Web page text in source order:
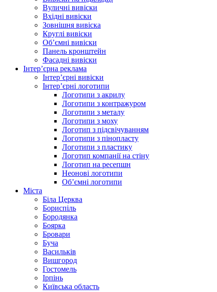
Вуличні вивіски
Вхідні вивіски
Зовнішня вивіска
Круглі вивіски
Об’ємні вивіски
Панель кронштейн
Фасадні вивіски
Інтер’єрна реклама
Інтер’єрні вивіски
Інтер’єрні логотипи
Логотипи з акрилу
Логотипи з контражуром
Логотипи з металу
Логотипи з моху
Логотип з підсвічуванням
Логотипи з пінопласту
Логотипи з пластику
Логотип компанії на стіну
Логотип на ресепшн
Неонові логотипи
Об’ємні логотипи
Міста
Біла Церква
Бориспіль
Бородянка
Боярка
Бровари
Буча
Васильків
Вишгород
Гостомель
Ірпінь
Київська область